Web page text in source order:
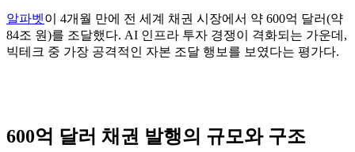
알파벳이 4개월 만에 전 세계 채권 시장에서 약 600억 달러(약
84조 원)를 조달했다. AI 인프라 투자 경쟁이 격화되는 가운데,
빅테크 중 가장 공격적인 자본 조달 행보를 보였다는 평가다.
600억 달러 채권 발행의 규모와 구조